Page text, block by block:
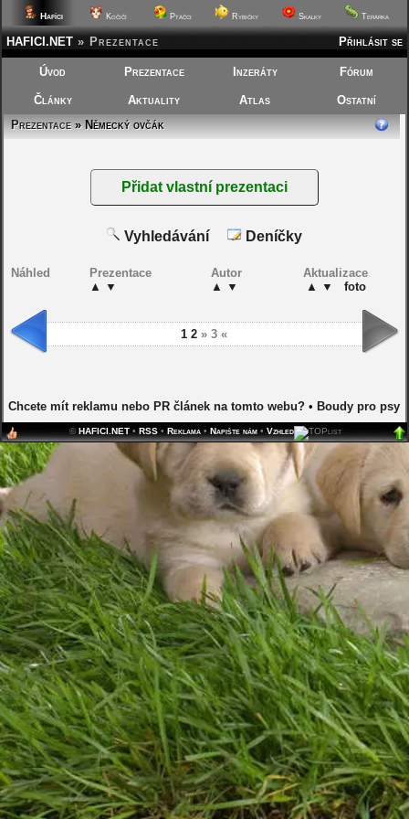
Hafíci Kočičí Ptáčci Rybičky Skalky Terárka
Přihlásit se
HAFICI.NET » Prezentace
Úvod Prezentace Inzeráty Fórum
Články Aktuality Atlas
Ostatní
Prezentace» Německý ovčák
Vyhledávání Deníčky
Náhled
Prezentace
▲ ▼
Autor
▲ ▼
Aktualizace
▲ ▼ foto
1 2 » 3 «
Chcete mít reklamu nebo PR článek na tomto webu? • Boudy pro psy
©HAFICI.NET •RSS •Reklama •Napište nám •Vzhled